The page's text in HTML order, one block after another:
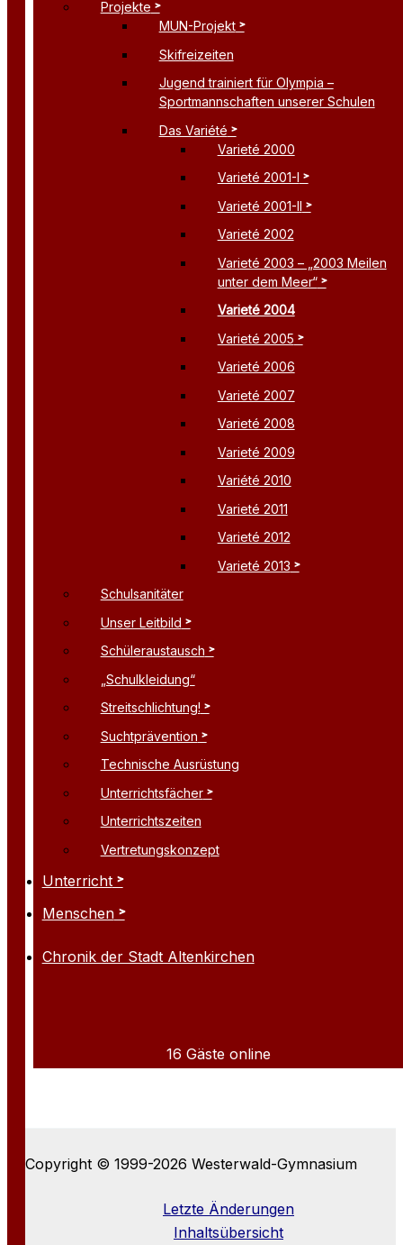
Projekte
MUN-Projekt
Skifreizeiten
Jugend trainiert für Olympia –
Sportmannschaften unserer Schulen
Das Variété
Varieté 2000
Varieté 2001-I
Varieté 2001-II
Varieté 2002
Varieté 2003 – „2003 Meilen
unter dem Meer“
Varieté 2004
Varieté 2005
Varieté 2006
Varieté 2007
Varieté 2008
Varieté 2009
Variété 2010
Varieté 2011
Varieté 2012
Varieté 2013
Schulsanitäter
Unser Leitbild
Schüleraustausch
„Schulkleidung“
Streitschlichtung!
Suchtprävention
Technische Ausrüstung
Unterrichtsfächer
Unterrichtszeiten
Vertretungskonzept
Unterricht
Menschen
Chronik der Stadt Altenkirchen
16 Gäste online
Copyright © 1999-2026 Westerwald-Gymnasium
Letzte Änderungen
Inhaltsübersicht